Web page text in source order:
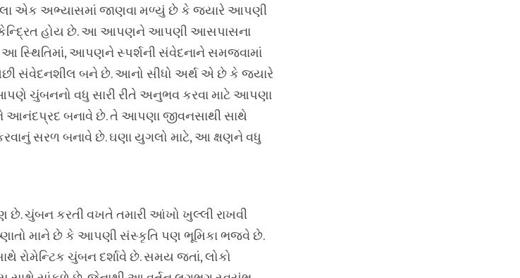
આવેલા એક અભ્યાસમાં જાણવા મળ્યું છે કે જ્યારે આપણી
કેન્દ્રિત હોય છે. આ આપણને આપણી આસપાસના
આ સ્થિતિમાં, આપણને સ્પર્શની સંવેદનાને સમજવામાં
સંવેદનશીલ બને છે. આનો સીધો અર્થ એ છે કે જ્યારે
ચુંબનનો વધુ સારી રીતે અનુભવ કરવા માટે આપણા
બનાવે છે. તે આપણા જીવનસાથી સાથે
સરળ બનાવે છે. ઘણા યુગલો માટે, આ ક્ષણને વધુ
ચુંબન કરતી વખતે તમારી આંખો ખુલ્લી રાખવી
માને છે કે આપણી સંસ્કૃતિ પણ ભૂમિકા ભજવે છે.
રોમેન્ટિક ચુંબન દર્શાવે છે. સમય જતાં, લોકો